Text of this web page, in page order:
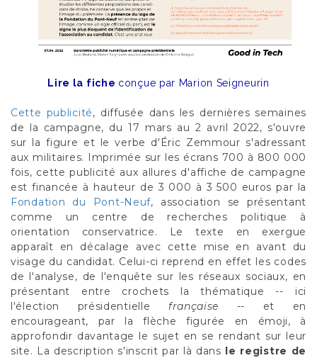
Lire la fiche conçue par Marion Seigneurin
Cette publicité, diffusée dans les dernières semaines
de la campagne, du 17 mars au 2 avril 2022, s'ouvre
sur la figure et le verbe d'Éric Zemmour s'adressant
aux militaires. Imprimée sur les écrans 700 à 800 000
fois, cette publicité aux allures d'affiche de campagne
est financée à hauteur de 3 000 à 3 500 euros par la
Fondation du Pont-Neuf, association se présentant
comme un centre de recherches politique à
orientation conservatrice. Le texte en exergue
apparaît en décalage avec cette mise en avant du
visage du candidat. Celui-ci reprend en effet les codes
de l'analyse, de l'enquête sur les réseaux sociaux, en
présentant entre crochets la thématique -- ici
l'élection présidentielle française -- et en
encourageant, par la flèche figurée en émoji, à
approfondir davantage le sujet en se rendant sur leur
site. La description s'inscrit par là dans le registre de